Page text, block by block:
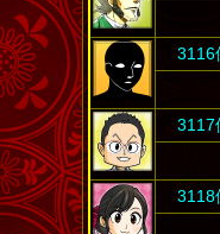
3116
3117
3118